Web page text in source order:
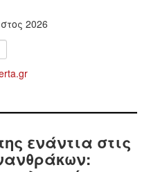
2026
ενάντια στις